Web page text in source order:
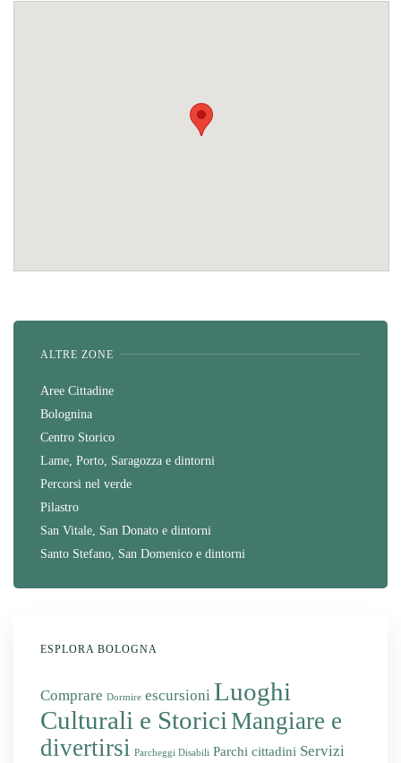
ALTRE ZONE
Aree Cittadine
Bolognina
Centro Storico
Lame, Porto, Saragozza e dintorni
Percorsi nel verde
Pilastro
San Vitale, San Donato e dintorni
Santo Stefano, San Domenico e dintorni
ESPLORA BOLOGNA
Comprare Dormire escursioni Luoghi
Culturali e Storici Mangiare e
divertirsi
Parcheggi Disabili Parchi cittadini Servizi